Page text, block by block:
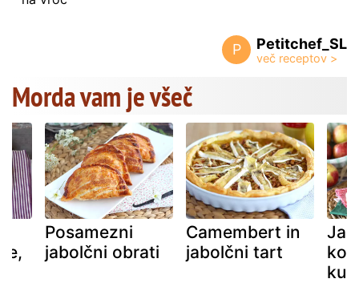
P Petitchef_SL
Morda vam je všeč
Posamezni
jabolčni obrati
Camembert in
jabolčni tart